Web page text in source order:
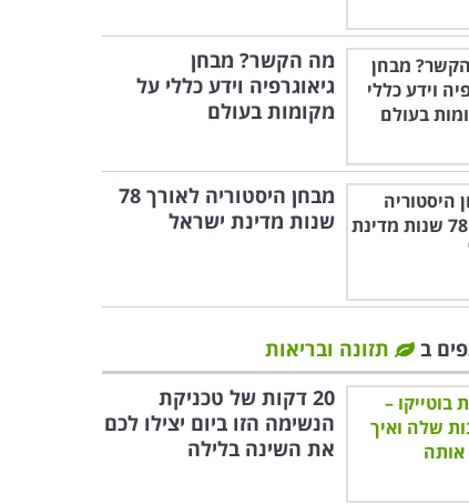
מה הקשר? מבחן
גיאוגרפיה וידע כללי על
מקומות בעולם
מבחן היסטוריה לאורך 78
שנות מדינת ישראל
ב
תזונה ובריאות
20 דקות של טכניקת
הנשימה הזו ביום יצילו לכם
את השינה בלילה